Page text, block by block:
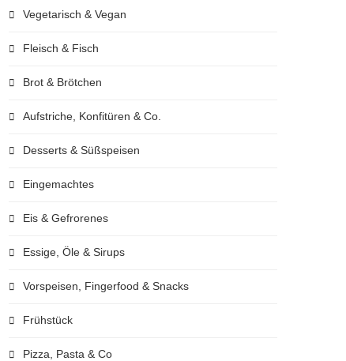
Vegetarisch & Vegan
Fleisch & Fisch
Brot & Brötchen
Aufstriche, Konfitüren & Co.
Desserts & Süßspeisen
Eingemachtes
Eis & Gefrorenes
Essige, Öle & Sirups
Vorspeisen, Fingerfood & Snacks
Frühstück
Pizza, Pasta & Co